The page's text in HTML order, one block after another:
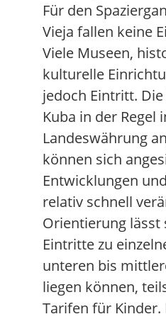
Für den
Vieja fallen keine
Viele Museen,
kulturelle
jedoch Eintritt.
Kuba in der Regel
Landeswährung
können sich
Entwicklungen
relativ schnell
Orientierung lässt
Eintritte zu
unteren bis
liegen können,
Tarifen für Kinder.